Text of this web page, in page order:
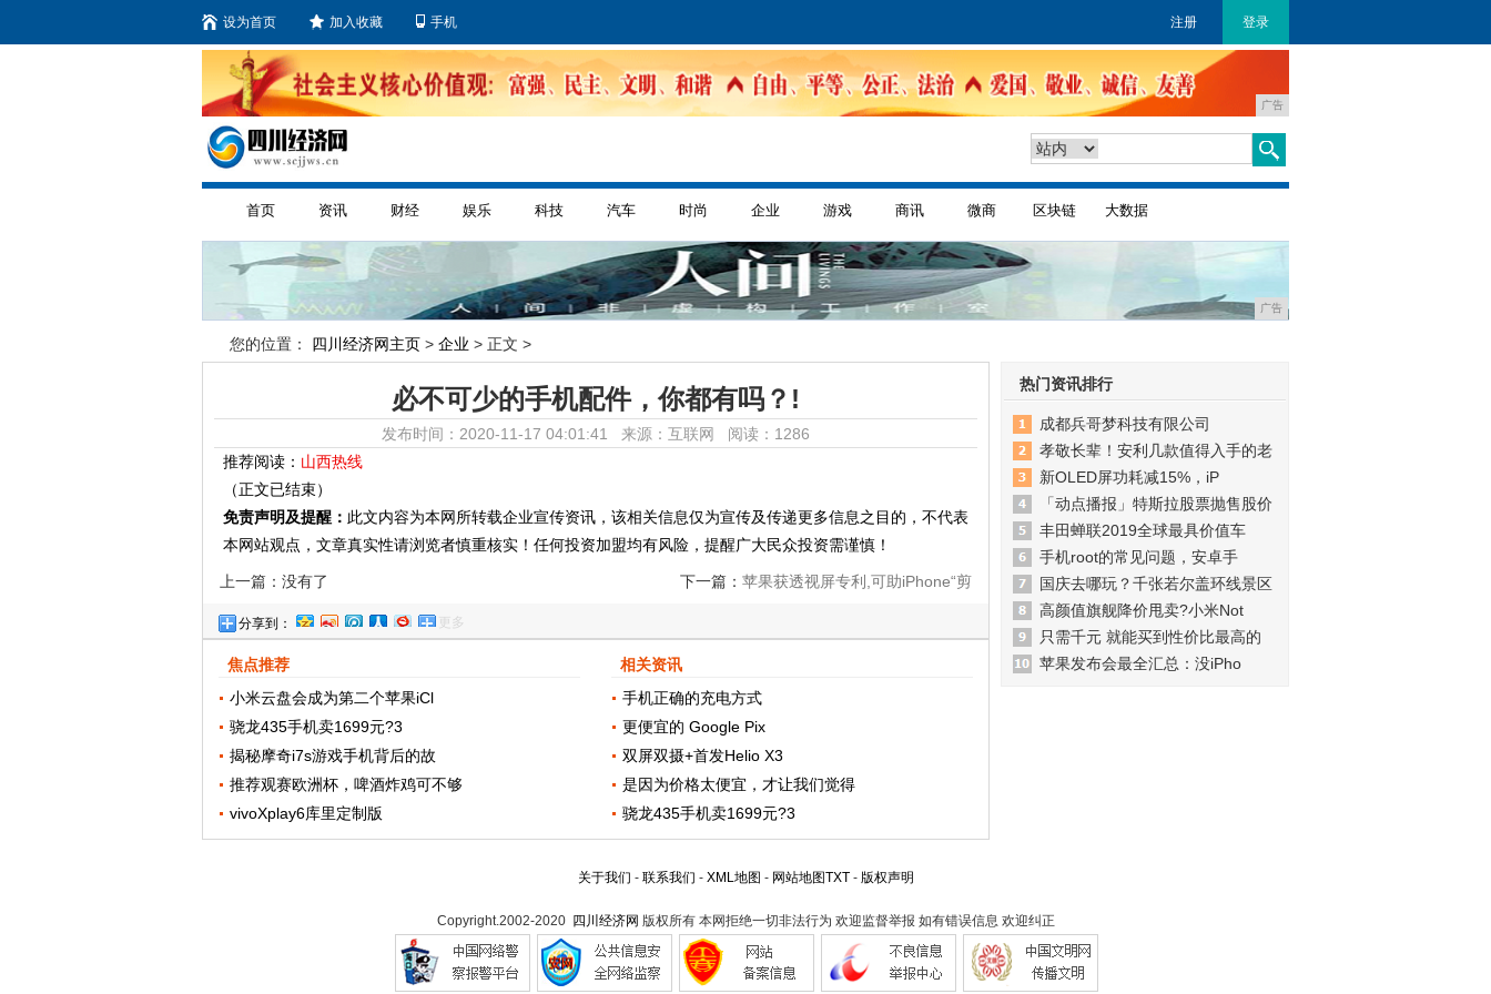
设为首页 加入收藏 手机 注册 登录
广告
首页 资讯 财经 娱乐 科技 汽车 时尚 企业 游戏 商讯 微商 区块链 大数据
广告
您的位置： 四川经济网主页 > 企业 > 正文 >
必不可少的手机配件，你都有吗？!
发布时间：2020-11-17 04:01:41 来源：互联网 阅读：1286
推荐阅读： 山西热线
（正文已结束）
免责声明及提醒： 此文内容为本网所转载企业宣传资讯，该相关信息仅为宣传及传递更多信息之目的，不代表
本网站观点，文章真实性请浏览者慎重核实！任何投资加盟均有风险，提醒广大民众投资需谨慎！
上一篇：没有了 下一篇： 苹果获透视屏专利,可助iPhone“剪
分享到： 更多
焦点推荐
小米云盘会成为第二个苹果iCl
骁龙435手机卖1699元?3
揭秘摩奇i7s游戏手机背后的故
推荐观赛欧洲杯，啤酒炸鸡可不够
vivoXplay6库里定制版
相关资讯
手机正确的充电方式
更便宜的 Google Pix
双屏双摄+首发Helio X3
是因为价格太便宜，才让我们觉得
骁龙435手机卖1699元?3
热门资讯排行
成都兵哥梦科技有限公司
孝敬长辈！安利几款值得入手的老
新OLED屏功耗减15%，iP
「动点播报」特斯拉股票抛售股价
丰田蝉联2019全球最具价值车
手机root的常见问题，安卓手
国庆去哪玩？千张若尔盖环线景区
高颜值旗舰降价甩卖?小米Not
只需千元 就能买到性价比最高的
苹果发布会最全汇总：没iPho
关于我们 - 联系我们 - XML地图 - 网站地图TXT- 版权声明
Copyright.2002-2020 四川经济网 版权所有 本网拒绝一切非法行为 欢迎监督举报 如有错误信息 欢迎纠正